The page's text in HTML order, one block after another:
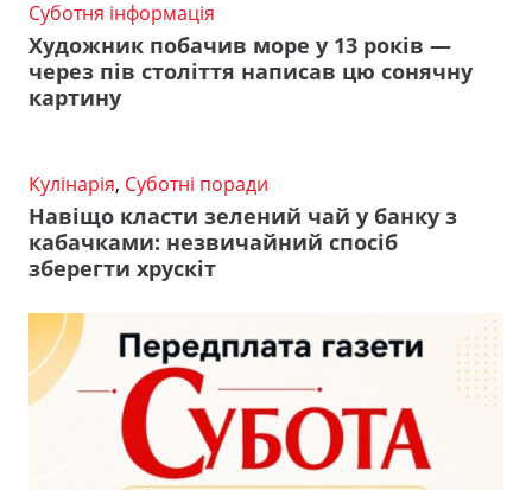
Суботня інформація
Художник побачив море у 13 років —
через пів століття написав цю сонячну
картину
Кулінарія, Суботні поради
Навіщо класти зелений чай у банку з
кабачками: незвичайний спосіб
зберегти хрускіт